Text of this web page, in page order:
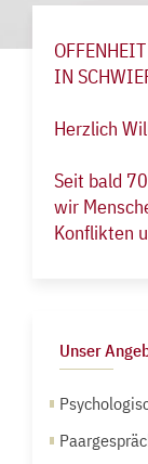
Spirituelle
ÜBER UNS
KONTAKT
IN
Herzlich
Seit bald
wir
Konflikten
Unser